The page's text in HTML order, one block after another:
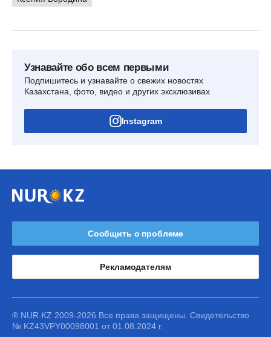
Узнавайте обо всем первыми
Подпишитесь и узнавайте о свежих новостях
Казахстана, фото, видео и других эксклюзивах
Instagram
Сообщить о проблеме
Рекламодателям
® NUR.KZ 2009-2026 Все права защищены. Свидетельство
№ KZ43VPY00098001 от 01.08.2024 г.